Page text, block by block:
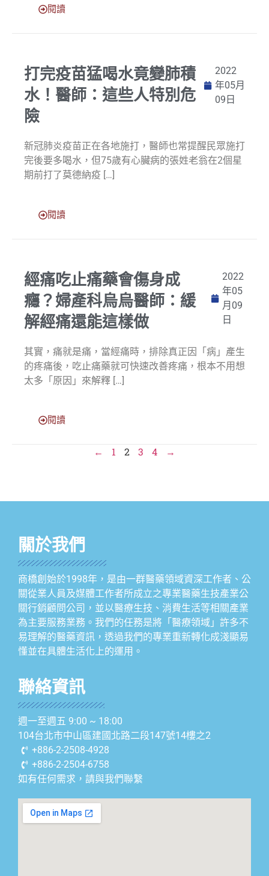
閱讀
打完疫苗猛喝水竟變肺積
水！醫師：這些人特別危
險
2022
年05月
09日
新冠肺炎疫苗正在各地施打，醫師也常提醒民眾施打
完後要多喝水，但75歲有心臟病的張姓老翁在2個星
期前打了莫德納疫 […]
閱讀
經痛吃止痛藥會傷身成
癮？婦產科烏烏醫師：緩
解經痛還能這樣做
2022
年05
月09
日
其實，痛就是痛，當經痛時，排除真正因「病」產生
的疼痛後，吃止痛藥就可快速改善疼痛，根本不用想
太多「原因」來解釋 […]
閱讀
← 1 2 3 4 →
關於我們
商橋創始於1998年，是由一群醫藥領域資深工作者、公
關從業人員及媒體工作者所成立之專業醫藥生技產業公
關行銷顧問公司，並以醫療生技、消費生活等相關產業
為主要服務業務。我們的任務是將「醫療領域」許多不
易理解的醫藥資訊，透過我們的專業重新轉化成淺顯易
懂並在具體生活化上的運用。
聯絡資訊
週一至週五 9:00 ~ 18:00
104台北市中山區建國北路二段147號14樓之2
+886-2-2508-4928
+886-2-2504-6758
如有任何需求，請與我們聯繫